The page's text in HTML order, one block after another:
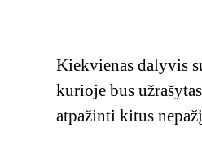
Kiekvienas dalyvis
kurioje bus
atpažinti kitus